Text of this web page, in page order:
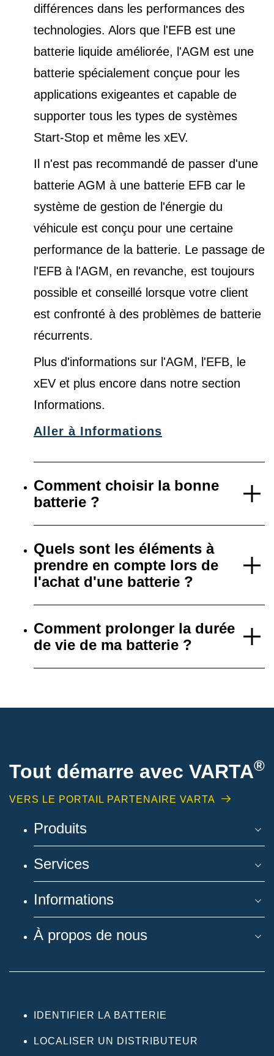
différences dans les performances des
technologies. Alors que l'EFB est une
batterie liquide améliorée, l'AGM est une
batterie spécialement conçue pour les
applications exigeantes et capable de
supporter tous les types de systèmes
Start-Stop et même les xEV.
Il n'est pas recommandé de passer d'une
batterie AGM à une batterie EFB car le
système de gestion de l'énergie du
véhicule est conçu pour une certaine
performance de la batterie. Le passage de
l'EFB à l'AGM, en revanche, est toujours
possible et conseillé lorsque votre client
est confronté à des problèmes de batterie
récurrents.
Plus d'informations sur l'AGM, l'EFB, le
xEV et plus encore dans notre section
Informations.
Aller à Informations
Comment choisir la bonne
batterie ?
Quels sont les éléments à
prendre en compte lors de
l'achat d'une batterie ?
Comment prolonger la durée
de vie de ma batterie ?
Tout démarre avec VARTA®
VERS LE PORTAIL PARTENAIRE VARTA
Produits
Services
Informations
À propos de nous
IDENTIFIER LA BATTERIE
LOCALISER UN DISTRIBUTEUR